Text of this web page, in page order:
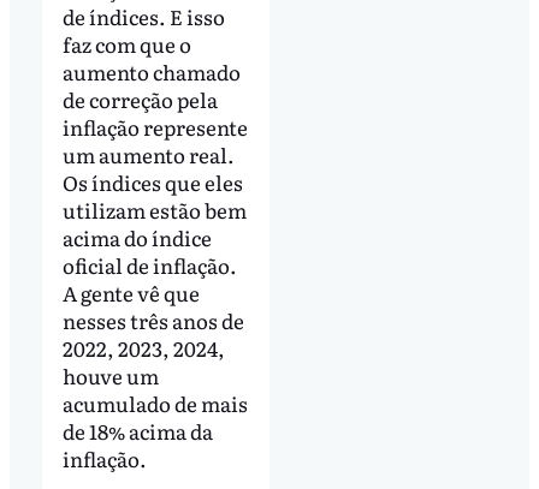
de índices. E isso
faz com que o
aumento chamado
de correção pela
inflação represente
um aumento real.
Os índices que eles
utilizam estão bem
acima do índice
oficial de inflação.
A gente vê que
nesses três anos de
2022, 2023, 2024,
houve um
acumulado de mais
de 18% acima da
inflação.